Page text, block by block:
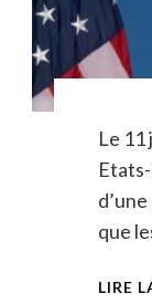
Le 11
que
LIRE